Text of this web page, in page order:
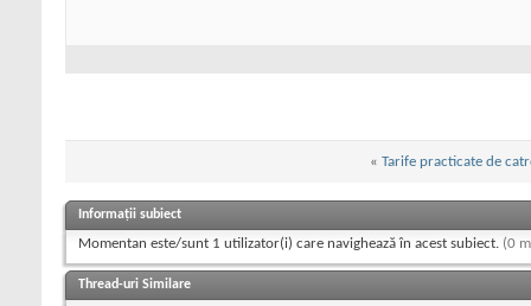
« Tarife practicate de
Informații subiect
Momentan este/sunt 1 utilizator(i) care navighează în acest subiect. (0
Thread-uri Similare